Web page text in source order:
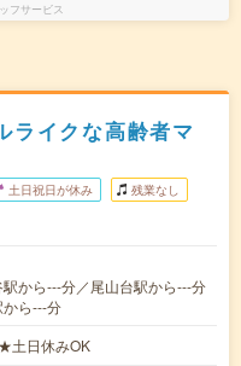
フサービス
ライクな高齢者マ
土日祝日が休み 残業なし
から---分／尾山台駅から---分
から---分
土日休みOK